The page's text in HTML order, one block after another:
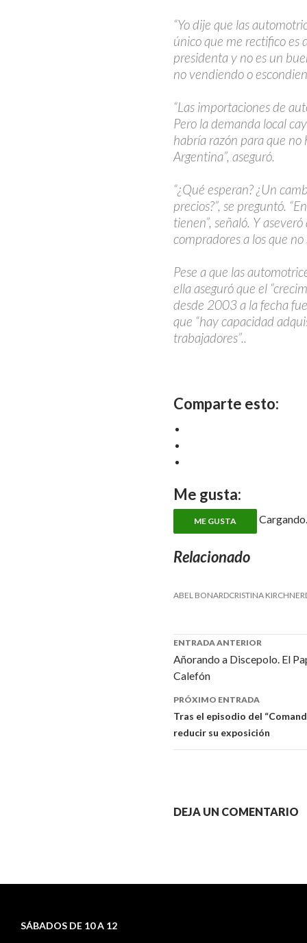
“Yo dije que las
único que me rectifico es
presidenta y no es un
no vendiendo o
“Las importaciones de
Pero la demanda local
habría razón para que
Argentina”, aseguró.
“¿Qué esperan? ¿Un
precios?”, se preguntó.
tienen”, señaló. Y
compradores a los que
Pese a que las
ella aseguró que el
desde 2003 a la fecha
que “hay capacidad
trabajadores”..
Comparte esto:
Me gusta:
ME GUSTA
Relacionado
ABEL BONARDCRISTINA
Navegador
de
artículos
ENTRADA ANTERIOR
Añorando a Discepolo. El
Calefón
PRÓXIMO ENTRADA
Tras el episodio del
reducir su exposición
DEJA UN COMENTARIO
SÁBADOS DE 10 A 12